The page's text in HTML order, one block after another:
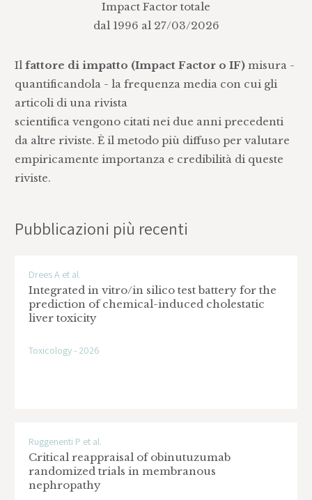
Impact Factor totale
dal 1996 al 27/03/2026
Il fattore di impatto (Impact Factor o IF)misura -
quantificandola - la frequenza media con cui gli
articoli di una rivista
scientifica vengono citati nei due anni precedenti
da altre riviste. È il metodo più diffuso per valutare
empiricamente importanza e credibilità di queste
riviste.
Pubblicazioni più recenti
Drees A et al.
Integrated in vitro/in silico test battery for the
prediction of chemical-induced cholestatic
liver toxicity
Toxicology - 2026
Ruggenenti P et al.
Critical reappraisal of obinutuzumab
randomized trials in membranous
nephropathy